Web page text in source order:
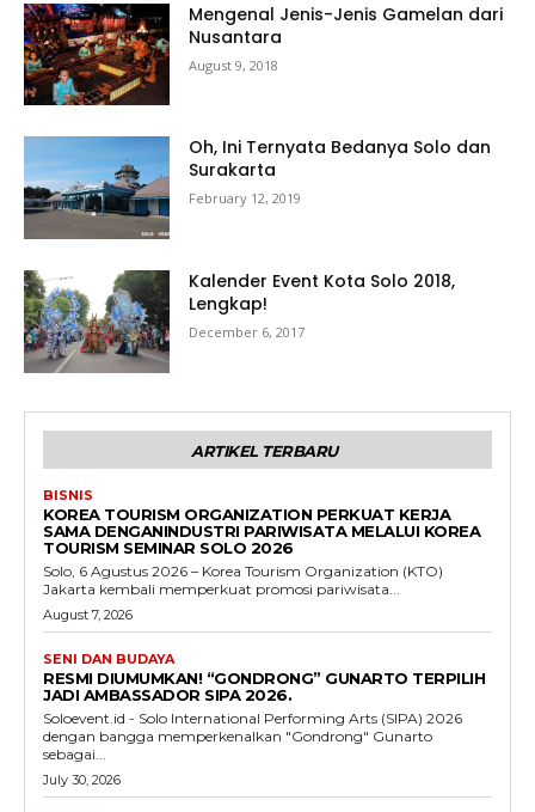
Mengenal Jenis-Jenis Gamelan dari
Nusantara
August 9, 2018
Oh, Ini Ternyata Bedanya Solo dan
Surakarta
February 12, 2019
Kalender Event Kota Solo 2018,
Lengkap!
December 6, 2017
ARTIKEL TERBARU
BISNIS
KOREA TOURISM ORGANIZATION PERKUAT KERJA
SAMA DENGANINDUSTRI PARIWISATA MELALUI KOREA
TOURISM SEMINAR SOLO 2026
Solo, 6 Agustus 2026 – Korea Tourism Organization (KTO)
Jakarta kembali memperkuat promosi pariwisata...
August 7, 2026
SENI DAN BUDAYA
RESMI DIUMUMKAN! “GONDRONG” GUNARTO TERPILIH
JADI AMBASSADOR SIPA 2026.
Soloevent.id - Solo International Performing Arts (SIPA) 2026
dengan bangga memperkenalkan "Gondrong" Gunarto
sebagai...
July 30, 2026